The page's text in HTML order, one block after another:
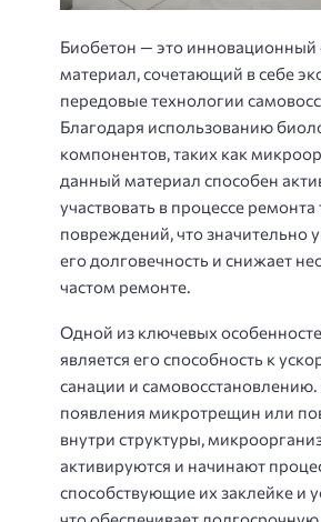
Биобетон — это инновационный
материал, сочетающий в себе
передовые технологии
Благодаря использованию
компонентов, таких как
данный материал способен
участвовать в процессе
повреждений, что значительно
его долговечность и снижает
частом ремонте.
Одной из ключевых
является его способность к
санации и самовосстановлению.
появления микротрещин или
внутри структуры,
активируются и начинают
способствующие их заклейке и